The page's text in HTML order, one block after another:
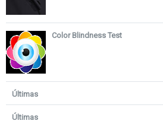
Color Blindness Test
Últimas
Últimas